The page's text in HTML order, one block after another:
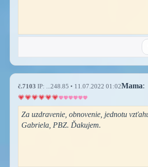
č.7103 IP: ...248.85 • 11.07.2022 01:02Mama:
Za uzdravenie, obnovenie, jednotu
Gabriela, PBZ. Ďakujem.